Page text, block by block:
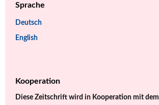
Sprache
Deutsch
English
Kooperation
Diese Zeitschrift wird in Kooperation mit dem